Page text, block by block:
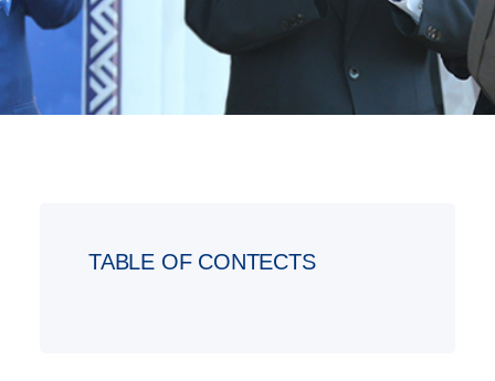
TABLE OF CONTECTS